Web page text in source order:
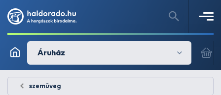
Áruház
szemüveg